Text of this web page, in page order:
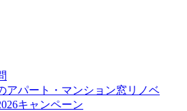
アパート・マンション窓リノベ
キャンペーン